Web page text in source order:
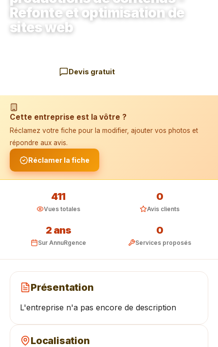
📱 Installer l'application
Refonte et optimisation de
sites web
Devis gratuit
Cette entreprise est la vôtre ?
Réclamez votre fiche pour la modifier, ajouter vos photos et
répondre aux avis.
Réclamer la fiche
411
Vues totales
0
Avis clients
2 ans
Sur AnnuRgence
0
Services proposés
Présentation
L'entreprise n'a pas encore de description
Localisation